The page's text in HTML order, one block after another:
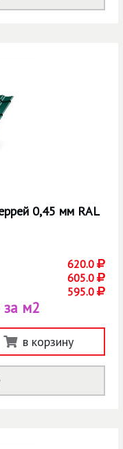
0,45 мм RAL
620.0
605.0
595.0
за м2
в корзину